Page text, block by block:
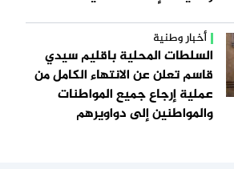
أخبار وطنية
السلطات المحلية باقليم سيدي
قاسم تعلن عن الانتهاء الكامل من
عملية إرجاع جميع المواطنات
والمواطنين إلى دواويرهم